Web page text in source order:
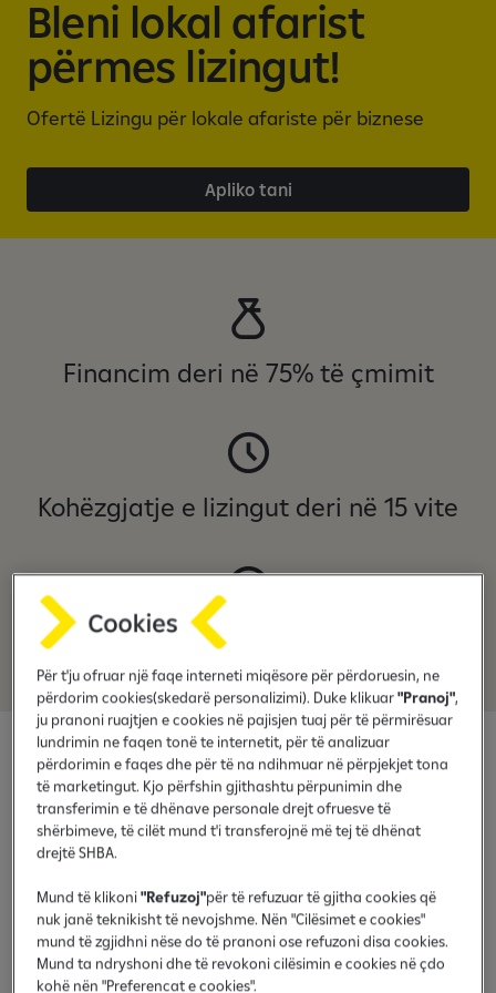
i
b
a
Bleni lokal afarist
përmes lizingut!
Ofertë Lizingu për lokale afariste për biznese
Apliko tani
Financim deri në 75% të çmimit
Kohëzgjatje e lizingut deri në 15 vite
Vlerësimi i pronës - Falas
Për t'ju ofruar një faqe interneti miqësore për përdoruesin, ne
përdorim cookies(skedarë personalizimi). Duke klikuar"Pranoj",
ju pranoni ruajtjen e cookies në pajisjen tuaj për të përmirësuar
lundrimin ne faqen tonë te internetit, për të analizuar
përdorimin e faqes dhe për të na ndihmuar në përpjekjet tona
të marketingut. Kjo përfshin gjithashtu përpunimin dhe
transferimin e të dhënave personale drejt ofruesve të
shërbimeve, të cilët mund t'i transferojnë më tej të dhënat
drejtë SHBA.
Mund të klikoni"Refuzoj"për të refuzuar të gjitha cookies që
nuk janë teknikisht të nevojshme. Nën "Cilësimet e cookies"
mund të zgjidhni nëse do të pranoni ose refuzoni disa cookies.
Mund ta ndryshoni dhe të revokoni cilësimin e cookies në çdo
kohë nën "Preferencat e cookies".